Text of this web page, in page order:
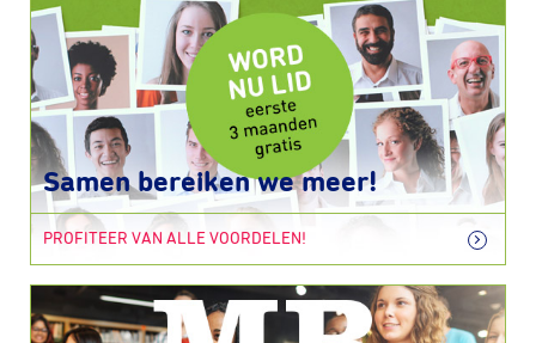
Samen bereiken we meer!
PROFITEER VAN ALLE VOORDELEN!